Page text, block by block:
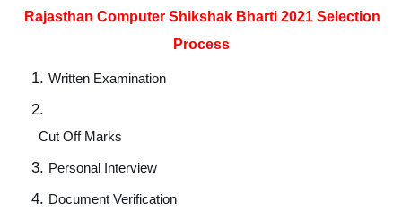
Rajasthan Computer Shikshak Bharti 2021 Selection
Process
Written Examination
Cut Off Marks
Personal Interview
Document Verification